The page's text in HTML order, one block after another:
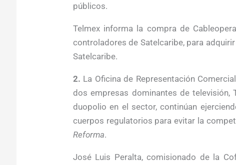
públicos.
Telmex informa la compra de
controladores de Satelcaribe, para
Satelcaribe.
2. La Oficina de Representación
dos empresas dominantes de televisión,
duopolio en el sector, continúan
cuerpos regulatorios para evitar la
Reforma.
José Luis Peralta, comisionado de la